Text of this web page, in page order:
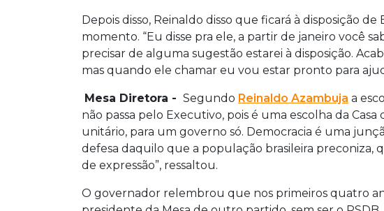
Depois disso, Reinaldo disso que ficará à disposição
momento. “Eu disse pra ele, a partir de janeiro você
precisar de alguma sugestão estarei à disposição.
mas quando ele chamar eu vou estar pronto para
Mesa Diretora - Segundo Reinaldo Azambuja a
não passa pelo Executivo, pois é uma escolha da Casa
unitário, para um governo só. Democracia é uma
defesa daquilo que a população brasileira preconiza,
de expressão”, ressaltou.
O governador relembrou que nos primeiros quatro